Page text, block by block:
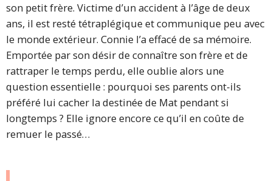
son petit frère. Victime d’un accident à l’âge de deux
ans, il est resté tétraplégique et communique peu avec
le monde extérieur. Connie l’a effacé de sa mémoire.
Emportée par son désir de connaître son frère et de
rattraper le temps perdu, elle oublie alors une
question essentielle : pourquoi ses parents ont-ils
préféré lui cacher la destinée de Mat pendant si
longtemps ? Elle ignore encore ce qu’il en coûte de
remuer le passé…